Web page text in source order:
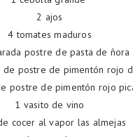
2 ajos
4 tomates maduros
postre de pasta de ñora
de postre de pimentón rojo
postre de pimentón rojo
1 vasito de vino
cocer al vapor las almejas